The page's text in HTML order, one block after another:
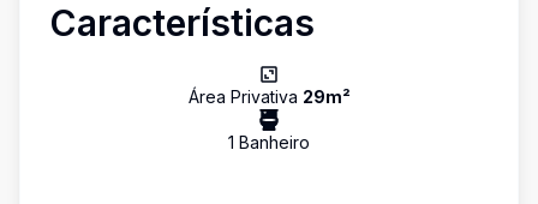
Características
Área Privativa 29m²
1 Banheiro